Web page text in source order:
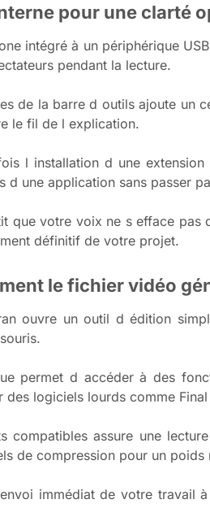
pour une clarté
intégré à un périphérique
pendant la lecture.
de la barre d outils ajoute un
le fil de l explication.
l installation d une
une application sans passer
que votre voix ne s efface pas
définitif de votre projet.
le fichier vidéo
ouvre un outil d édition
permet d accéder à des
logiciels lourds comme
compatibles assure une
de compression pour un poids
immédiat de votre travail